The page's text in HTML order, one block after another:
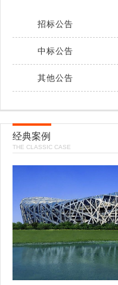
招标公告
中标公告
其他公告
经典案例
THE CLASSIC CASE